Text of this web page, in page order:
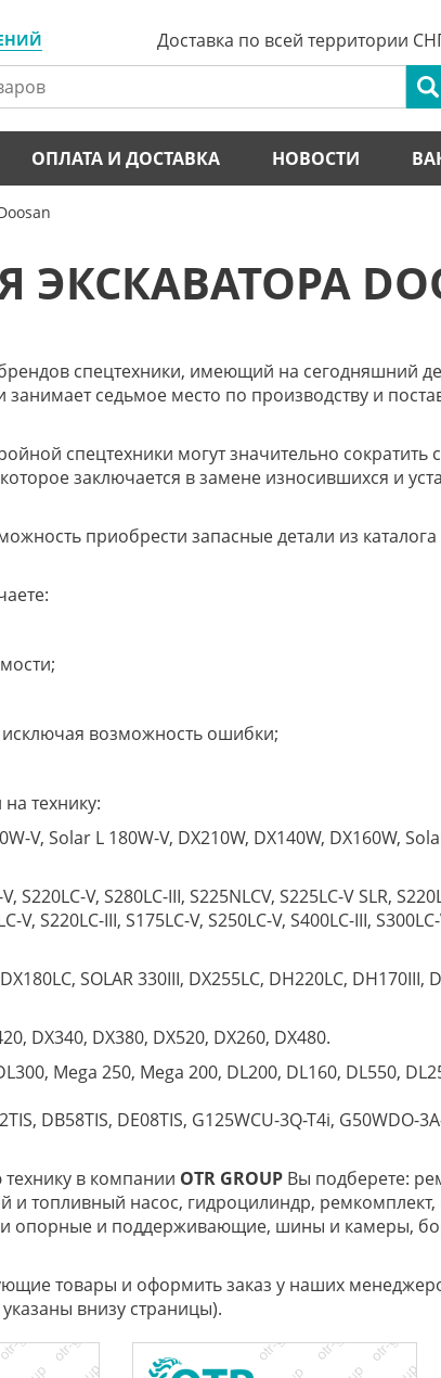
Доставка по всей территории
ОПЛАТА И ДОСТАВКА НОВОСТИ
спецтехники, имеющий на сегодняшний
седьмое место по производству и
спецтехники могут значительно
заключается в замене износившихся и
приобрести запасные детали из
возможность ошибки;
технику:
V, Solar L 180W-V, DX210W, DX140W, DX160W,
S220LC-V, S280LC-III, S225NLCV, S225LC-V SLR,
V, S220LC-III, S175LC-V, S250LC-V, S400LC-III,
SOLAR 330III, DX255LC, DH220LC, DH170III,
DX340, DX380, DX520, DX260, DX480.
Mega 250, Mega 200, DL200, DL160, DL550,
DB58TIS, DЕ08TIS, G125WCU-3Q-T4i, G50WDO-
в компании OTR GROUP Вы подберете:
и топливный насос, гидроцилиндр,
опорные и поддерживающие, шины и камеры,
товары и оформить заказ у наших
внизу страницы).